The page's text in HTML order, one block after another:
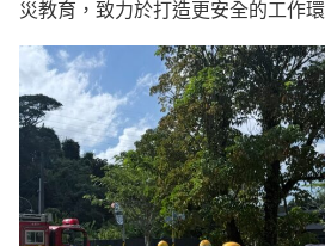
災教育，致力於打造更安全的工作環